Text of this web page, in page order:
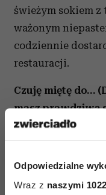
Odpowiedzialne
Wraz z naszymi
świeżym sokiem
ważonym
codziennie
restauracji.
Czuję miętę do…
masz prawdziwą
soczewicą a nawet
sezon na